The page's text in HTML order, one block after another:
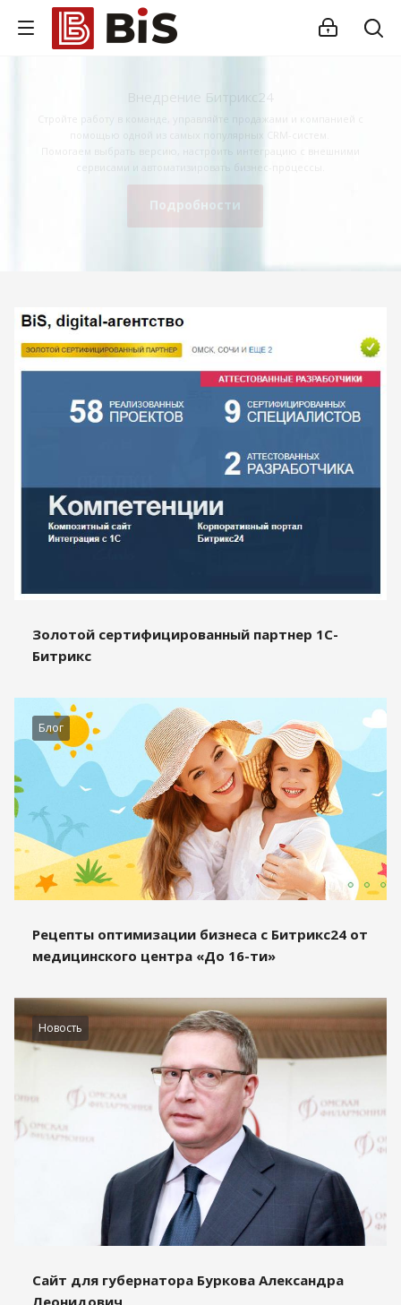
Внедрение Битрикс24
Помогаем выбрать версию, настроить интеграцию с внешними
Подробности
Золотой сертифицированный партнер 1С-
Битрикс
Блог
Рецепты оптимизации бизнеса с Битрикс24 от
медицинского центра «До 16-ти»
Новость
Сайт для губернатора Буркова Александра
Леонидович